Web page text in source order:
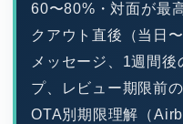
60〜80%・対面が最
クアウト直後（当日
メッセージ、1週間後
プ、レビュー期限前
OTA別期限理解（